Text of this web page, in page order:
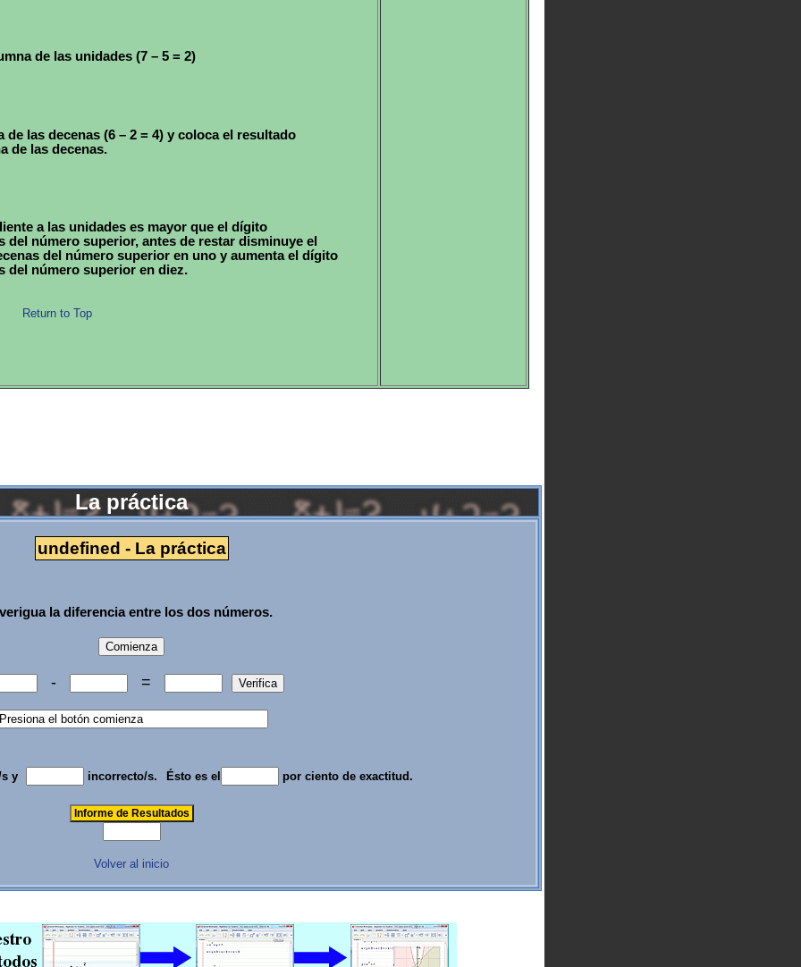
de las unidades (7 – 5 = 2)
las decenas (6 – 2 = 4) y coloca el resultado
de las decenas.
a las unidades es mayor que el dígito
del número superior, antes de restar disminuye el
del número superior en uno y aumenta el dígito
del número superior en diez.
Return to Top
La práctica
undefined - La práctica
la diferencia entre los dos números.
- =
y incorrecto/s. Ésto es el por ciento de exactitud.
Volver al inicio